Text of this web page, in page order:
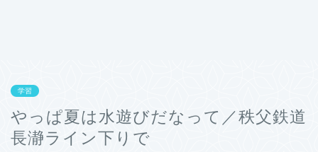
学習
やっぱ夏は水遊びだなって／秩父鉄道
長瀞ライン下りで